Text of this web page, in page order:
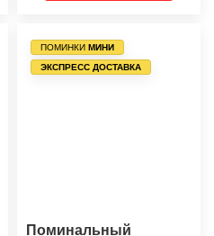
ПОМИНКИ МИНИ
ЭКСПРЕСС ДОСТАВКА
Поминальный